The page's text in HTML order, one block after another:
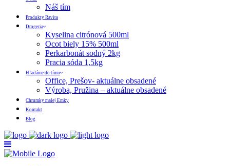
Náš tím
Produkty Ravita
Drogeria
Kyselina citrónová 500ml
Ocot biely 15% 500ml
Perkarbonát sodný 2kg
Pracia sóda 1,5kg
Hľadáme do tímu
Office, Prešov- aktuálne obsadené
Výroba, Pružina – aktuálne obsadené
Chrumky malej Emky
Kontakt
Blog